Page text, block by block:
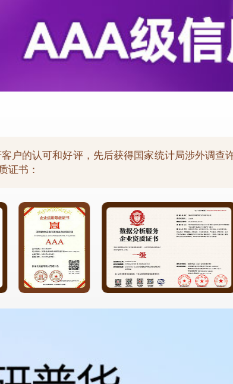
户的认可和好评，先后获得国家统计局涉外调查
证书：